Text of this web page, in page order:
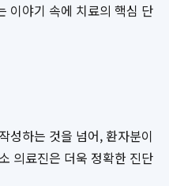
이야기 속에 치료의 핵심 단
성하는 것을 넘어, 환자분이
의료진은 더욱 정확한 진단